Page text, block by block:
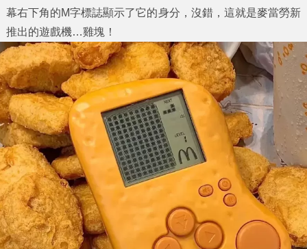
幕右下角的M字標誌顯示了它的身分，沒錯，這就是麥當勞新
推出的遊戲機…雞塊！